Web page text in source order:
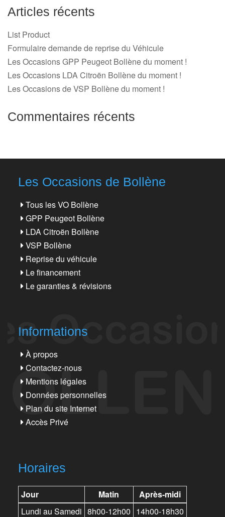
Articles récents
List Product
Formulaire demande de reprise du Véhicule
Les Occasions GPP Peugeot Bollène du moment !
Les Occasions LDA Citroën Bollène du moment !
Les Occasions de VSP Bollène du moment !
Commentaires récents
Les Occasions de Bollène
Tous les VO Bollène
GPP Peugeot Bollène
LDA Citroën Bollène
VSP Bollène
Reprise du véhicule
Le financement
Le garanties & révisions
Informations
À propos
Contactez-nous
Mentions légales
Données personnelles
Plan du site Internet
Accès Privé
Horaires
Jour Matin
Après-midi
Lundi au Samedi 8h00-12h00 14h00-18h30